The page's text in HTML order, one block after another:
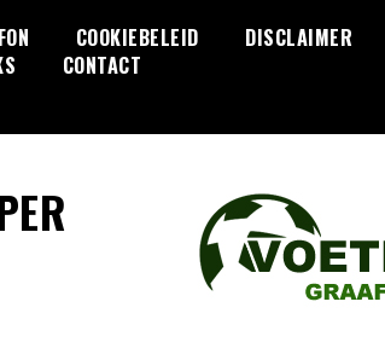
COOKIEBELEID DISCLAIMER
CONTACT